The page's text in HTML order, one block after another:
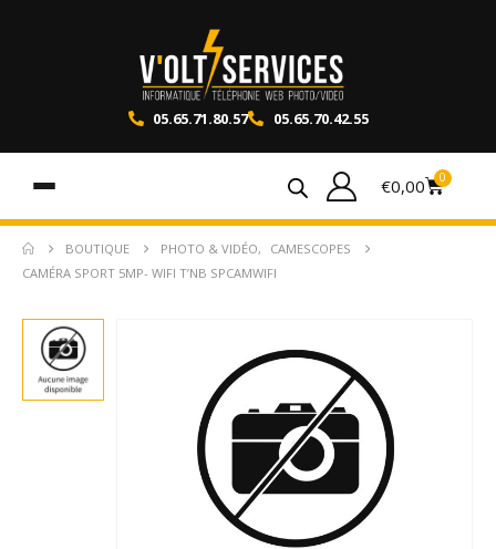
05.65.71.80.57 05.65.70.42.55
€0,00 0
BOUTIQUE PHOTO & VIDÉO,
CAMESCOPES
CAMÉRA SPORT 5MP- WIFI T’NB SPCAMWIFI